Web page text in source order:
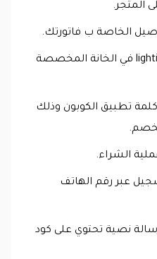
المتجر.
الخاصة ب فاتورتك.
قم بإدخال كود خصم lighting SA في الخانة المخصصة
تطبيق الكوبون وذلك
الشراء.
عبر رقم الهاتف
نصية تحتوي على كود